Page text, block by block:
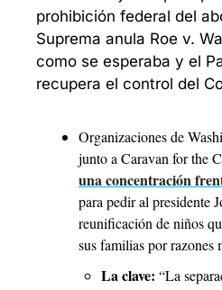
prohibición federal del
Suprema anula Roe v.
como se esperaba y el
recupera el control del
Organizaciones de
junto a Caravan for the
una concentración
para pedir al presidente
reunificación de niños
sus familias por razones
La clave: “La